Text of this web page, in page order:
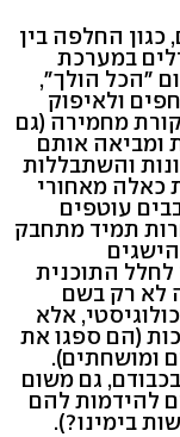
החלפה בין
במערכת
"הכל הולך",
ולאיפוק
מחמירה (גם
ומביאה אותם
והשתבללות
כאלה מאחורי
עוטפים
תמיד מתחבק
לחלל התוכנית
לא רק בשם
אלא
(הם ספגו את
ומושחתים).
גם משום
להידמות להם
בימינו?).